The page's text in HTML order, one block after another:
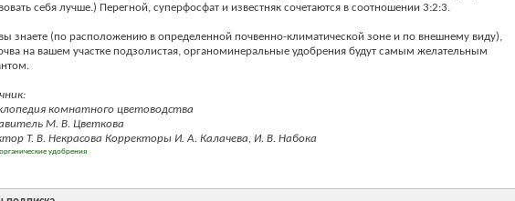
себя лучше.) Перегной, суперфосфат и известняк сочетаются в соотношении 3:2:3.
знаете (по расположению в определенной почвенно-климатической зоне и по внешнему виду),
на вашем участке подзолистая, органоминеральные удобрения будут самым желательным
комнатного цветоводства
М. В. Цветкова
Т. В. Некрасова Корректоры И. А. Калачева, И. В. Набока
органические удобрения